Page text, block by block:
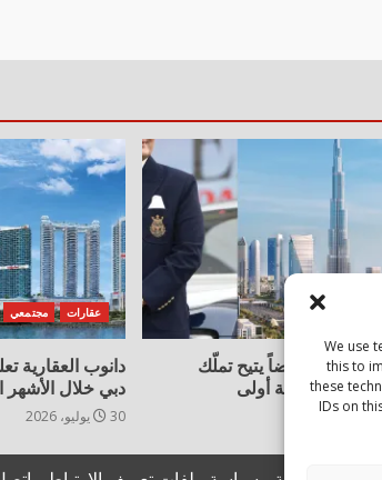
We use
this to
these
IDs on
تُطلق عرضاً يتيح تملّك
دبي دون دفعة أولى
عقارات مجتمعي
دبي خلال الأشهر الـ12
30 يوليو، 2026